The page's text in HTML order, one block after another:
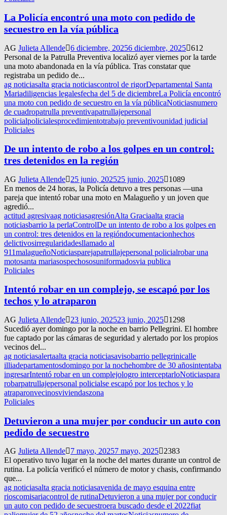
La Policía encontró una moto con pedido de
secuestro en la vía pública
AG Julieta Allende 6 diciembre, 20256 diciembre, 2025 612
Personal de la Patrulla Preventiva localizó ayer viernes por la tarde
una moto abandonada en la vía pública. Tras constatar que
registraba un pedido de...
ag noticiasalta gracia noticiascontrol de rigorDepartamental Santa
Mariadiligencias legalesfecha del 5 de diciembreLa Policía encontró
una moto con pedido de secuestro en la vía públicaNoticiasnumero
de cuadropatrulla preventivapatrullajepersonal
policialpolicialesprocedimientotrabajo preventivounidad judicial
Policiales
De un intento de robo a los golpes en un control:
tres detenidos en la región
AG Julieta Allende 25 junio, 202525 junio, 2025
1089
En menos de 24 horas, la Policía detuvo a tres personas —una
pareja que intentó robar una moto en Malagueño y un joven que
agredió...
actitud agresivaag noticiasagresiónAlta Graciaalta gracia
noticiasbarrio la perlaControlDe un intento de robo a los golpes en
un control: tres detenidos en la regióndocumentacionhechos
delictivosirregularidadesllamado al
911malagueñoNoticiasparejapatrullajepersonal policialrobar una
motosanta mariasospechososuniformadosvia publica
Policiales
Intentó robar en un complejo, se escapó por los
techos y lo atraparon
AG Julieta Allende 23 junio, 202523 junio, 2025
1298
Sucedió ayer domingo por la noche en barrio Pellegrini. El hombre
fue captado por las cámaras de seguridad y alertado por los propios
vecinos del...
ag noticiasalertaalta gracia noticiasavisobarrio pellegrinicalle
illiadepartamentosdomingo por la nochehombre de 30 añosintentaba
ingresarIntentó robar en un complejologro interceptarloNoticiaspara
robarpatrullajepersonal policialse escapó por los techos y lo
atraparonvecinosviviendaszona
Policiales
Detuvieron a una mujer por conducir un auto con
pedido de secuestro
AG Julieta Allende 7 mayo, 20257 mayo, 2025
2383
El operativo tuvo lugar en la noche del martes durante un control de
rutina. La policía verificó el número de motor y chasis, confirmando
que...
ag noticiasalta gracia noticiasavenida de mayo esquina entre
rioscomisariacontrol de rutinaDetuvieron a una mujer por conducir
un auto con pedido de secuestroera buscado desde el 2022fiat